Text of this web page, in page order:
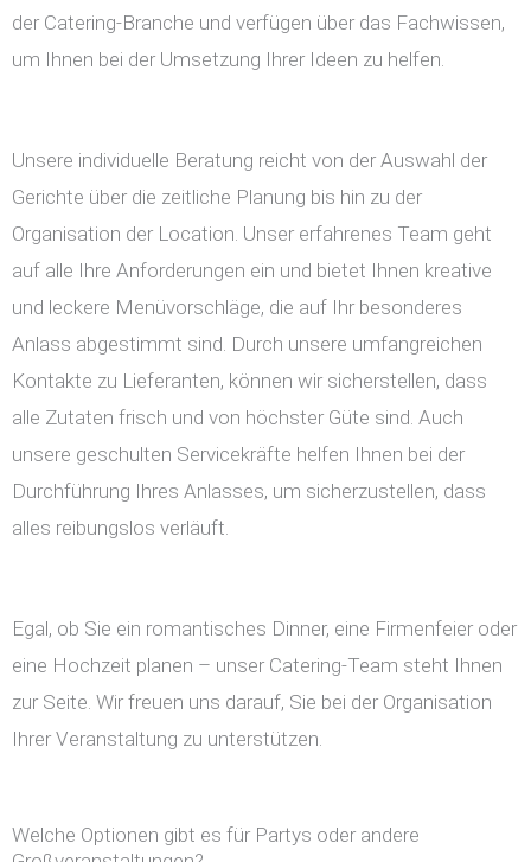
der Catering-Branche und verfügen über das Fachwissen,
um Ihnen bei der Umsetzung Ihrer Ideen zu helfen.
Unsere individuelle Beratung reicht von der Auswahl der
Gerichte über die zeitliche Planung bis hin zu der
Organisation der Location. Unser erfahrenes Team geht
auf alle Ihre Anforderungen ein und bietet Ihnen kreative
und leckere Menüvorschläge, die auf Ihr besonderes
Anlass abgestimmt sind. Durch unsere umfangreichen
Kontakte zu Lieferanten, können wir sicherstellen, dass
alle Zutaten frisch und von höchster Güte sind. Auch
unsere geschulten Servicekräfte helfen Ihnen bei der
Durchführung Ihres Anlasses, um sicherzustellen, dass
alles reibungslos verläuft.
Egal, ob Sie ein romantisches Dinner, eine Firmenfeier oder
eine Hochzeit planen – unser Catering-Team steht Ihnen
zur Seite. Wir freuen uns darauf, Sie bei der Organisation
Ihrer Veranstaltung zu unterstützen.
Welche Optionen gibt es für Partys oder andere